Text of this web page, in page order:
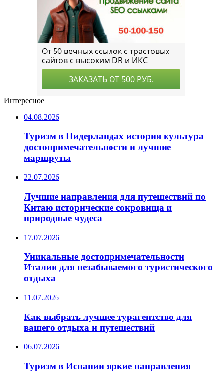
Интересное
04.08.2026
Туризм в Нидерландах история культура
достопримечательности и лучшие
маршруты
22.07.2026
Лучшие направления для путешествий по
Китаю исторические сокровища и
природные чудеса
17.07.2026
Уникальные достопримечательности
Италии для незабываемого туристического
отдыха
11.07.2026
Как выбрать лучшее турагентство для
вашего отдыха и путешествий
06.07.2026
Туризм в Испании яркие направления